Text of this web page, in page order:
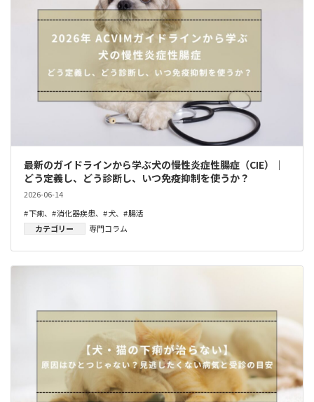
最新のガイドラインから学ぶ犬の慢性炎症性腸症（CIE）｜
どう定義し、どう診断し、いつ免疫抑制を使うか？
2026-06-14
下痢、 消化器疾患、 犬、
腸活
カテゴリー
専門コラム